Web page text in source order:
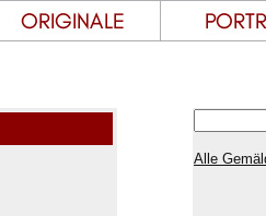
Alle